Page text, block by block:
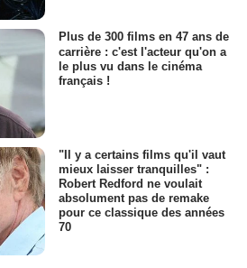
Plus de 300 films en 47 ans de
carrière : c'est l'acteur qu'on a
le plus vu dans le cinéma
français !
"Il y a certains films qu'il vaut
mieux laisser tranquilles" :
Robert Redford ne voulait
absolument pas de remake
pour ce classique des années
70